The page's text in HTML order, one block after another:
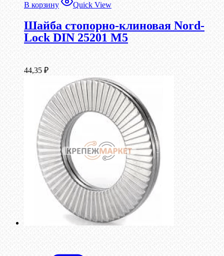
В корзину Quick View
Шайба стопорно-клиновая Nord-
Lock DIN 25201 М5
44,35 ₽